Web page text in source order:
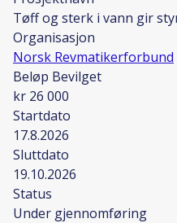
Tøff og sterk i vann gir
Organisasjon
Norsk Revmatikerforbund
Beløp Bevilget
kr 26 000
Startdato
17.8.2026
Sluttdato
19.10.2026
Status
Under gjennomføring